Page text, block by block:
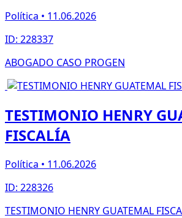
Política • 11.06.2026
ID: 228337
ABOGADO CASO PROGEN
TESTIMONIO HENRY
FISCALÍA
Política • 11.06.2026
ID: 228326
TESTIMONIO HENRY GUATEMAL